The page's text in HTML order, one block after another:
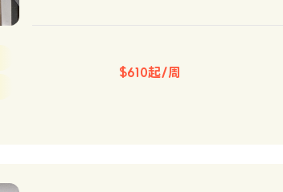
$610起/周